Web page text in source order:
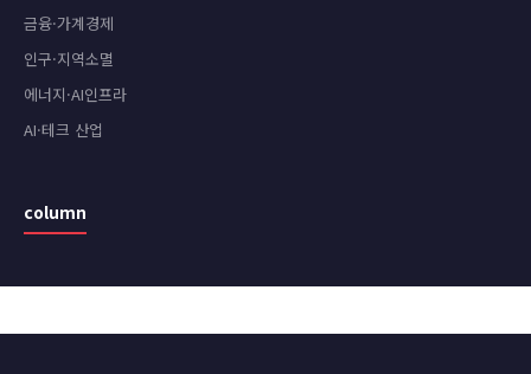
금융·가계경제
인구·지역소멸
에너지·AI인프라
AI·테크 산업
column